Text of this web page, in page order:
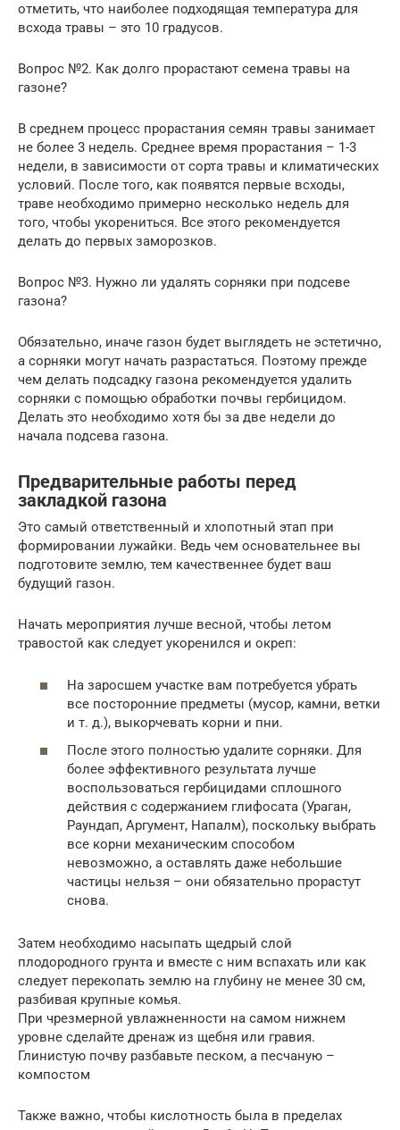
отметить, что наиболее подходящая температура для
всхода травы – это 10 градусов.
Вопрос №2. Как долго прорастают семена травы на
газоне?
В среднем процесс прорастания семян травы занимает
не более 3 недель. Среднее время прорастания – 1-3
недели, в зависимости от сорта травы и климатических
условий. После того, как появятся первые всходы,
траве необходимо примерно несколько недель для
того, чтобы укорениться. Все этого рекомендуется
делать до первых заморозков.
Вопрос №3. Нужно ли удалять сорняки при подсеве
газона?
Обязательно, иначе газон будет выглядеть не эстетично,
а сорняки могут начать разрастаться. Поэтому прежде
чем делать подсадку газона рекомендуется удалить
сорняки с помощью обработки почвы гербицидом.
Делать это необходимо хотя бы за две недели до
начала подсева газона.
Предварительные работы перед
закладкой газона
Это самый ответственный и хлопотный этап при
формировании лужайки. Ведь чем основательнее вы
подготовите землю, тем качественнее будет ваш
будущий газон.
Начать мероприятия лучше весной, чтобы летом
травостой как следует укоренился и окреп:
На заросшем участке вам потребуется убрать
все посторонние предметы (мусор, камни, ветки
и т. д.), выкорчевать корни и пни.
После этого полностью удалите сорняки. Для
более эффективного результата лучше
воспользоваться гербицидами сплошного
действия с содержанием глифосата (Ураган,
Раундап, Аргумент, Напалм), поскольку выбрать
все корни механическим способом
невозможно, а оставлять даже небольшие
частицы нельзя – они обязательно прорастут
снова.
Затем необходимо насыпать щедрый слой
плодородного грунта и вместе с ним вспахать или как
следует перекопать землю на глубину не менее 30 см,
разбивая крупные комья.
При чрезмерной увлажненности на самом нижнем
уровне сделайте дренаж из щебня или гравия.
Глинистую почву разбавьте песком, а песчаную –
компостом
Также важно, чтобы кислотность была в пределах